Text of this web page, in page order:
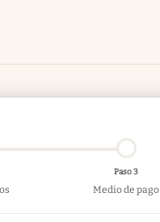
Paso 3
Medio de pago